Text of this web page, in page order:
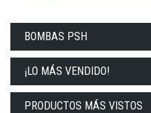
BOMBAS PSH
¡LO MÁS VENDIDO!
PRODUCTOS MÁS VISTOS